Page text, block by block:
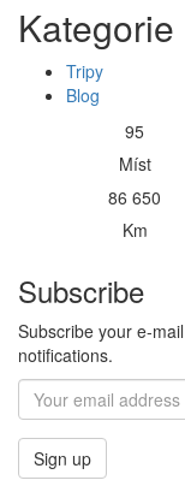
Kategorie
Tripy
Blog
95
Míst
86 650
Km
Subscribe
Subscribe your e-
notifications.
Sign up